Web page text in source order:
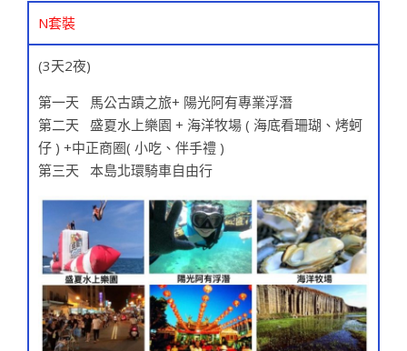
N套裝
(3天2夜)
第一天 馬公古蹟之旅+ 陽光阿有專業浮潛
第二天 盛夏水上樂園 + 海洋牧場 ( 海底看珊瑚、烤蚵
仔 ) +中正商圈( 小吃、伴手禮 )
第三天 本島北環騎車自由行